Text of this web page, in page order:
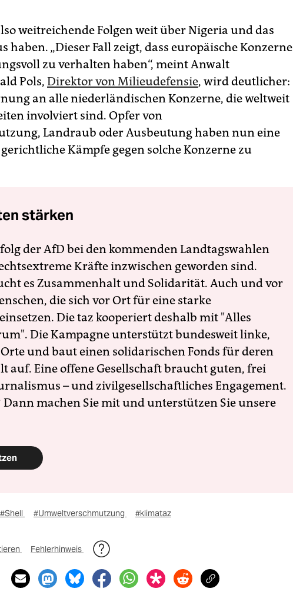
weitreichende Folgen weit über Nigeria und das
haben. „Dieser Fall zeigt, dass europäische Konzerne
zu verhalten haben“, meint Anwalt
Pols, Direktor von Milieudefensie, wird deutlicher:
an alle niederländischen Konzerne, die weltweit
involviert sind. Opfer von
Landraub oder Ausbeutung haben nun eine
Kämpfe gegen solche Konzerne zu
stärken
der AfD bei den kommenden Landtagswahlen
Kräfte inzwischen geworden sind.
es Zusammenhalt und Solidarität. Auch und vor
die sich vor Ort für eine starke
Die taz kooperiert deshalb mit "Alles
Die Kampagne unterstützt bundesweit linke,
und baut einen solidarischen Fonds für deren
auf. Eine offene Gesellschaft braucht guten, frei
– und zivilgesellschaftliches Engagement.
Dann machen Sie mit und unterstützen Sie unsere
#Shell #Umweltverschmutzung #klimataz
Fehlerhinweis